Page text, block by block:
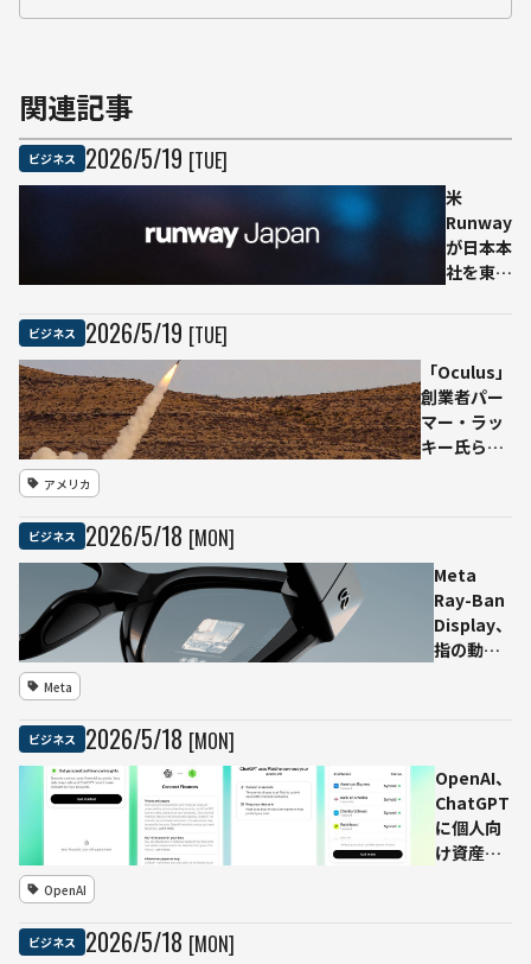
関連記事
ビジネス 2026/5/19 [TUE]
米
Runway
が日本本
社を東京
ドル投
資、動画
生成AIを
広告・製
ビジネス 2026/5/19 [TUE]
「Oculus」
創業者パー
マー・ラッ
キー氏ら設
達で評価額
610億ドル
に 米国防
省とミサイ
アメリカ
ビジネス 2026/5/18 [MON]
Meta
Ray-Ban
Display、
指の動き
書き入力
を全ユー
ザーへ展
開
Meta
ビジネス 2026/5/18 [MON]
OpenAI、
ChatGPT
に個人向
け資産管
OpenAI
ビジネス 2026/5/18 [MON]